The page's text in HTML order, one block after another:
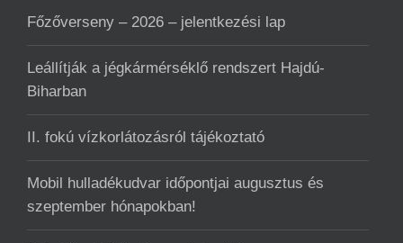
Főzőverseny – 2026 – jelentkezési lap
Leállítják a jégkármérséklő rendszert Hajdú-
Biharban
II. fokú vízkorlátozásról tájékoztató
Mobil hulladékudvar ️időpontjai augusztus és
szeptember hónapokban!